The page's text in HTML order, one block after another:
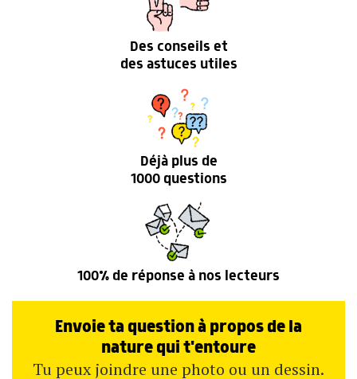
Des conseils et
des astuces utiles
Déjà plus de
1000 questions
100% de réponse à nos lecteurs
Envoie ta question à propos de la
nature qui t'entoure
Tu peux joindre une photo ou un dessin.